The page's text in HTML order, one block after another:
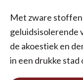
Met zware
geluidsisolerende
de akoestiek en
in een drukke